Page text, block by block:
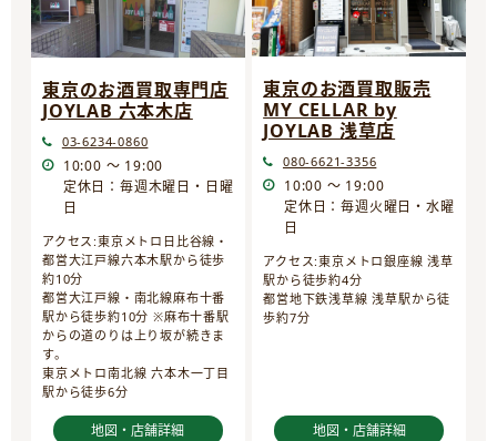
東京のお酒買取専門店
JOYLAB 六本木店
03-6234-0860
10:00 ～ 19:00
定休日：毎週木曜日・日曜
日
アクセス:東京メトロ日比谷線・
都営大江戸線六本木駅から徒歩
約10分
都営大江戸線・南北線麻布十番
駅から徒歩約10分 ※麻布十番駅
からの道のりは上り坂が続きま
す。
東京メトロ南北線 六本木一丁目
駅から徒歩6分
地図・店舗詳細
東京のお酒買取販売
MY CELLAR by
JOYLAB 浅草店
080-6621-3356
10:00 ～ 19:00
定休日：毎週火曜日・水曜
日
アクセス:東京メトロ銀座線 浅草
駅から徒歩約4分
都営地下鉄浅草線 浅草駅から徒
歩約7分
地図・店舗詳細